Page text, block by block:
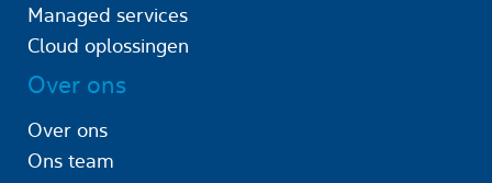
Managed services
Cloud oplossingen
Over ons
Over ons
Ons team